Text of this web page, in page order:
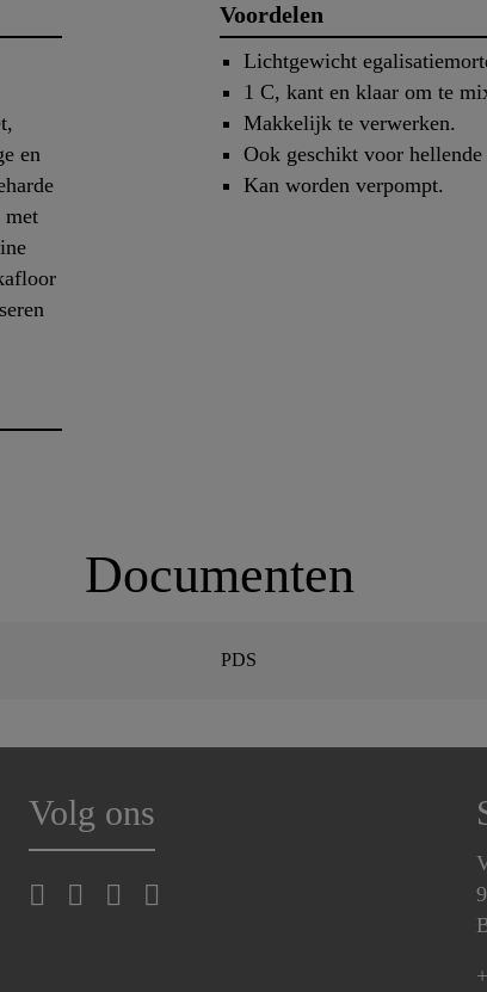
en
met
Voordelen
Lichtgewicht
1 C, kant en klaar om te
Makkelijk te verwerken.
Ook geschikt voor
Kan worden verpompt.
Documenten
PDS
Volg ons